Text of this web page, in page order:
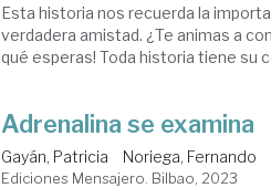
Esta historia nos recuerda la
verdadera amistad. ¿Te animas a
qué esperas! Toda historia tiene su
Adrenalina se examina
Gayán, Patricia Noriega, Fernando
Ediciones Mensajero. Bilbao, 2023